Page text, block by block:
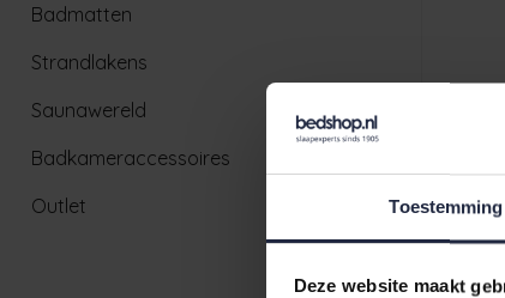
Toestemming
Deze website maakt
Badmatten
Strandlakens
Saunawereld
Badkameraccessoires
Outlet